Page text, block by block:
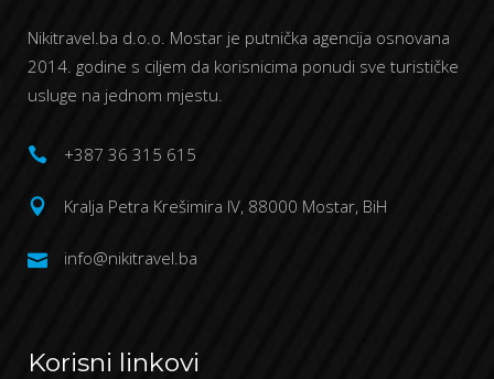
Nikitravel.ba d.o.o. Mostar je putnička agencija osnovana
2014. godine s ciljem da korisnicima ponudi sve turističke
usluge na jednom mjestu.
+387 36 315 615
Kralja Petra Krešimira IV, 88000 Mostar, BiH
info@nikitravel.ba
Korisni linkovi